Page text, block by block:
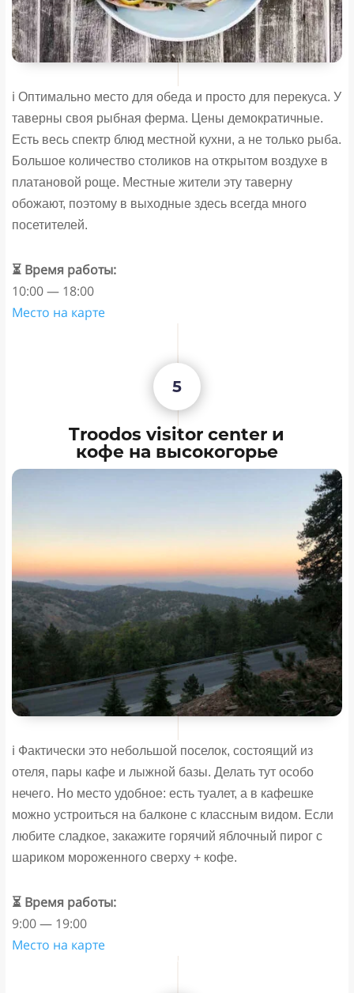
ℹ️ Оптимально место для обеда и просто для перекуса. У
таверны своя рыбная ферма. Цены демократичные.
Есть весь спектр блюд местной кухни, а не только рыба.
Большое количество столиков на открытом воздухе в
платановой роще. Местные жители эту таверну
обожают, поэтому в выходные здесь всегда много
посетителей.
⏳ Время работы:
10:00 — 18:00
Место на карте
5
Troodos visitor center и
кофе на высокогорье
ℹ️ Фактически это небольшой поселок, состоящий из
отеля, пары кафе и лыжной базы. Делать тут особо
нечего. Но место удобное: есть туалет, а в кафешке
можно устроиться на балконе с классным видом. Если
любите сладкое, закажите горячий яблочный пирог с
шариком мороженного сверху + кофе.
⏳ Время работы:
9:00 — 19:00
Место на карте